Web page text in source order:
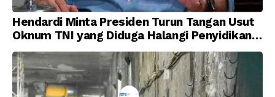
Hendardi Minta Presiden Turun Tangan Usut
Oknum TNI yang Diduga Halangi Penyidikan
Korupsi